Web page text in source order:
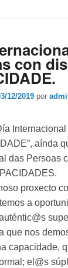
con dis
12/2019 por
aínda
das Persoas
proxecto
a
que nos
capacidade,
el@s